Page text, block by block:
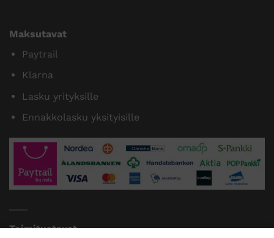
Maksutavat
Paytrail
Klarna
Lasku yrityksille
Ennakkolasku yksityisille
Toimitustavat